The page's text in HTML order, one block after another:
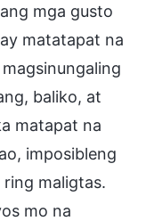
mga gusto
matatapat na
baliko, at
matapat na
imposibleng
maligtas.
mo na